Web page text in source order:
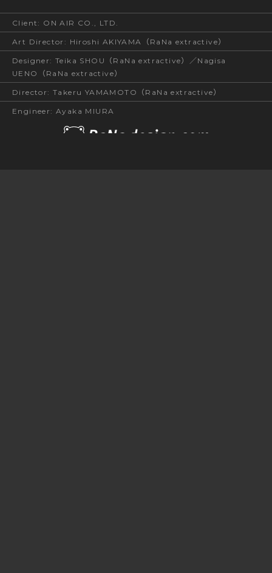
Client : ON AIR CO., LTD.
Art Director : Hiroshi AKIYAMA（RaNa extractive）
Designer:Teika SHOU（RaNa extractive）／Nagisa
UENO（RaNa extractive）
Director:Takeru YAMAMOTO（RaNa extractive）
Engineer:Ayaka MIURA